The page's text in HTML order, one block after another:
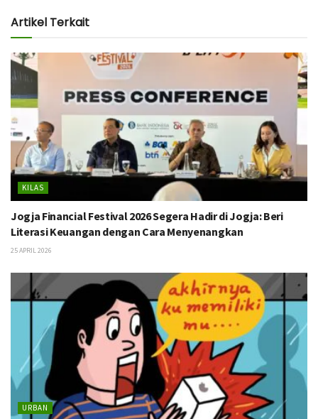
Artikel Terkait
KILAS
Jogja Financial Festival 2026 Segera Hadir di Jogja: Beri
Literasi Keuangan dengan Cara Menyenangkan
25 APRIL 2026
URBAN